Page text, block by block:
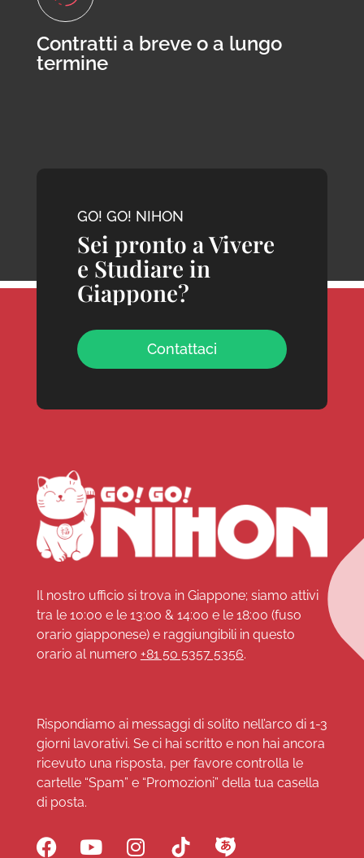
Contratti a breve o a lungo
termine
GO! GO! NIHON
Sei pronto a Vivere
e Studiare in
Giappone?
Contattaci
Il nostro ufficio si trova in Giappone; siamo attivi
tra le 10:00 e le 13:00 & 14:00 e le 18:00 (fuso
orario giapponese) e raggiungibili in questo
orario al numero +81 50 5357 5356.
Rispondiamo ai messaggi di solito nell’arco di 1-3
giorni lavorativi. Se ci hai scritto e non hai ancora
ricevuto una risposta, per favore controlla le
cartelle “Spam” e “Promozioni” della tua casella
di posta.